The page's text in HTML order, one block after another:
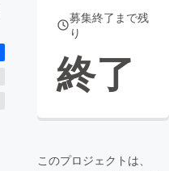
募集終了まで残
り
終了
このプロジェクトは、